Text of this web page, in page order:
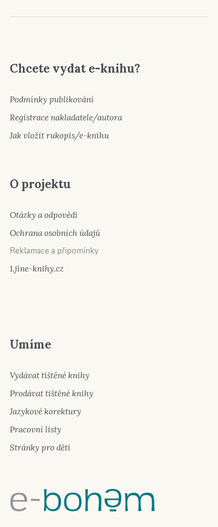
Chcete vydat e-knihu?
Podmínky publikování
Registrace nakladatele/autora
Jak vložit rukopis/e-knihu
O projektu
Otázky a odpovědi
Ochrana osobních údajů
Reklamace a připomínky
1.jine-knihy.cz
Umíme
Vydávat tištěné knihy
Prodávat tištěné knihy
Jazykové korektury
Pracovní listy
Stránky pro děti